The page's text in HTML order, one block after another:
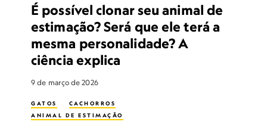
É possível clonar seu animal de
estimação? Será que ele terá a
mesma personalidade? A
ciência explica
9 de março de 2026
GATOS
CACHORROS
ANIMAL DE ESTIMAÇÃO